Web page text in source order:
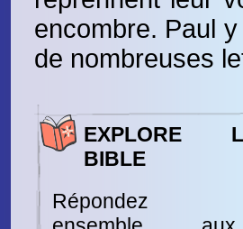
encombre. Paul
de nombreuses
EXPLORE
BIBLE
Répondez